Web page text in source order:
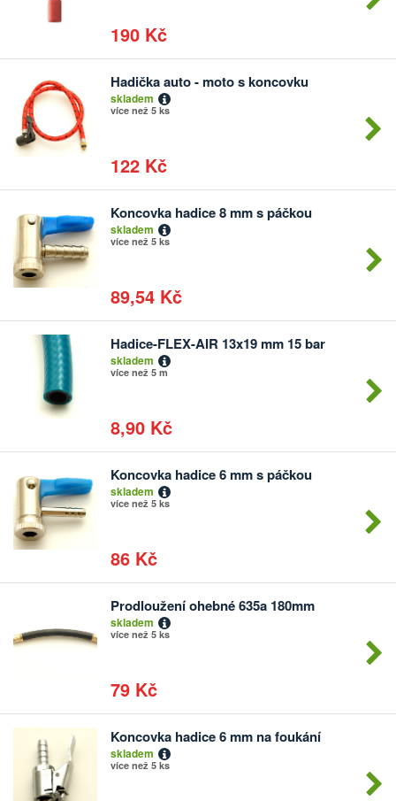
190 Kč
Hadička auto - moto s koncovku
skladem
více než 5 ks
122 Kč
Počet
kusů
Koncovka hadice 8 mm s páčkou
skladem
více než 5 ks
89,54 Kč
Počet
kusů
Hadice-FLEX-AIR 13x19 mm 15 bar
skladem
více než 5 m
8,90 Kč
Počet
kusů
Koncovka hadice 6 mm s páčkou
skladem
více než 5 ks
86 Kč
Počet
kusů
Prodloužení ohebné 635a 180mm
skladem
více než 5 ks
79 Kč
Počet
kusů
Koncovka hadice 6 mm na foukání
skladem
více než 5 ks
Počet
kusů